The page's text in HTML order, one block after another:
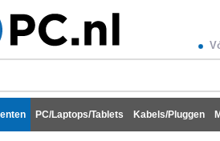
PC/Laptops/Tablets Kabels/Pluggen